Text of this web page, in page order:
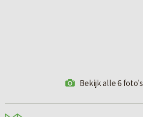
Bekijk alle 6 foto's